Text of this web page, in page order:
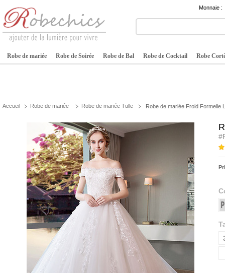
Monnaie :
Robe de mariée Robe de Soirée Robe de Bal Robe de Cocktail Robe
Accueil Robe de mariée Robe de mariée Tulle Robe de mariée Froid Formelle